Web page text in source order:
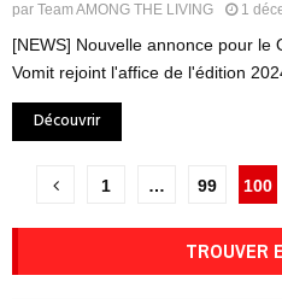
par Team AMONG THE LIVING 1
[NEWS] Nouvelle annonce pour
Vomit rejoint l'affice de l'édition
Découvrir
Pagination
des
publications
1 … 99 100
TROUVER